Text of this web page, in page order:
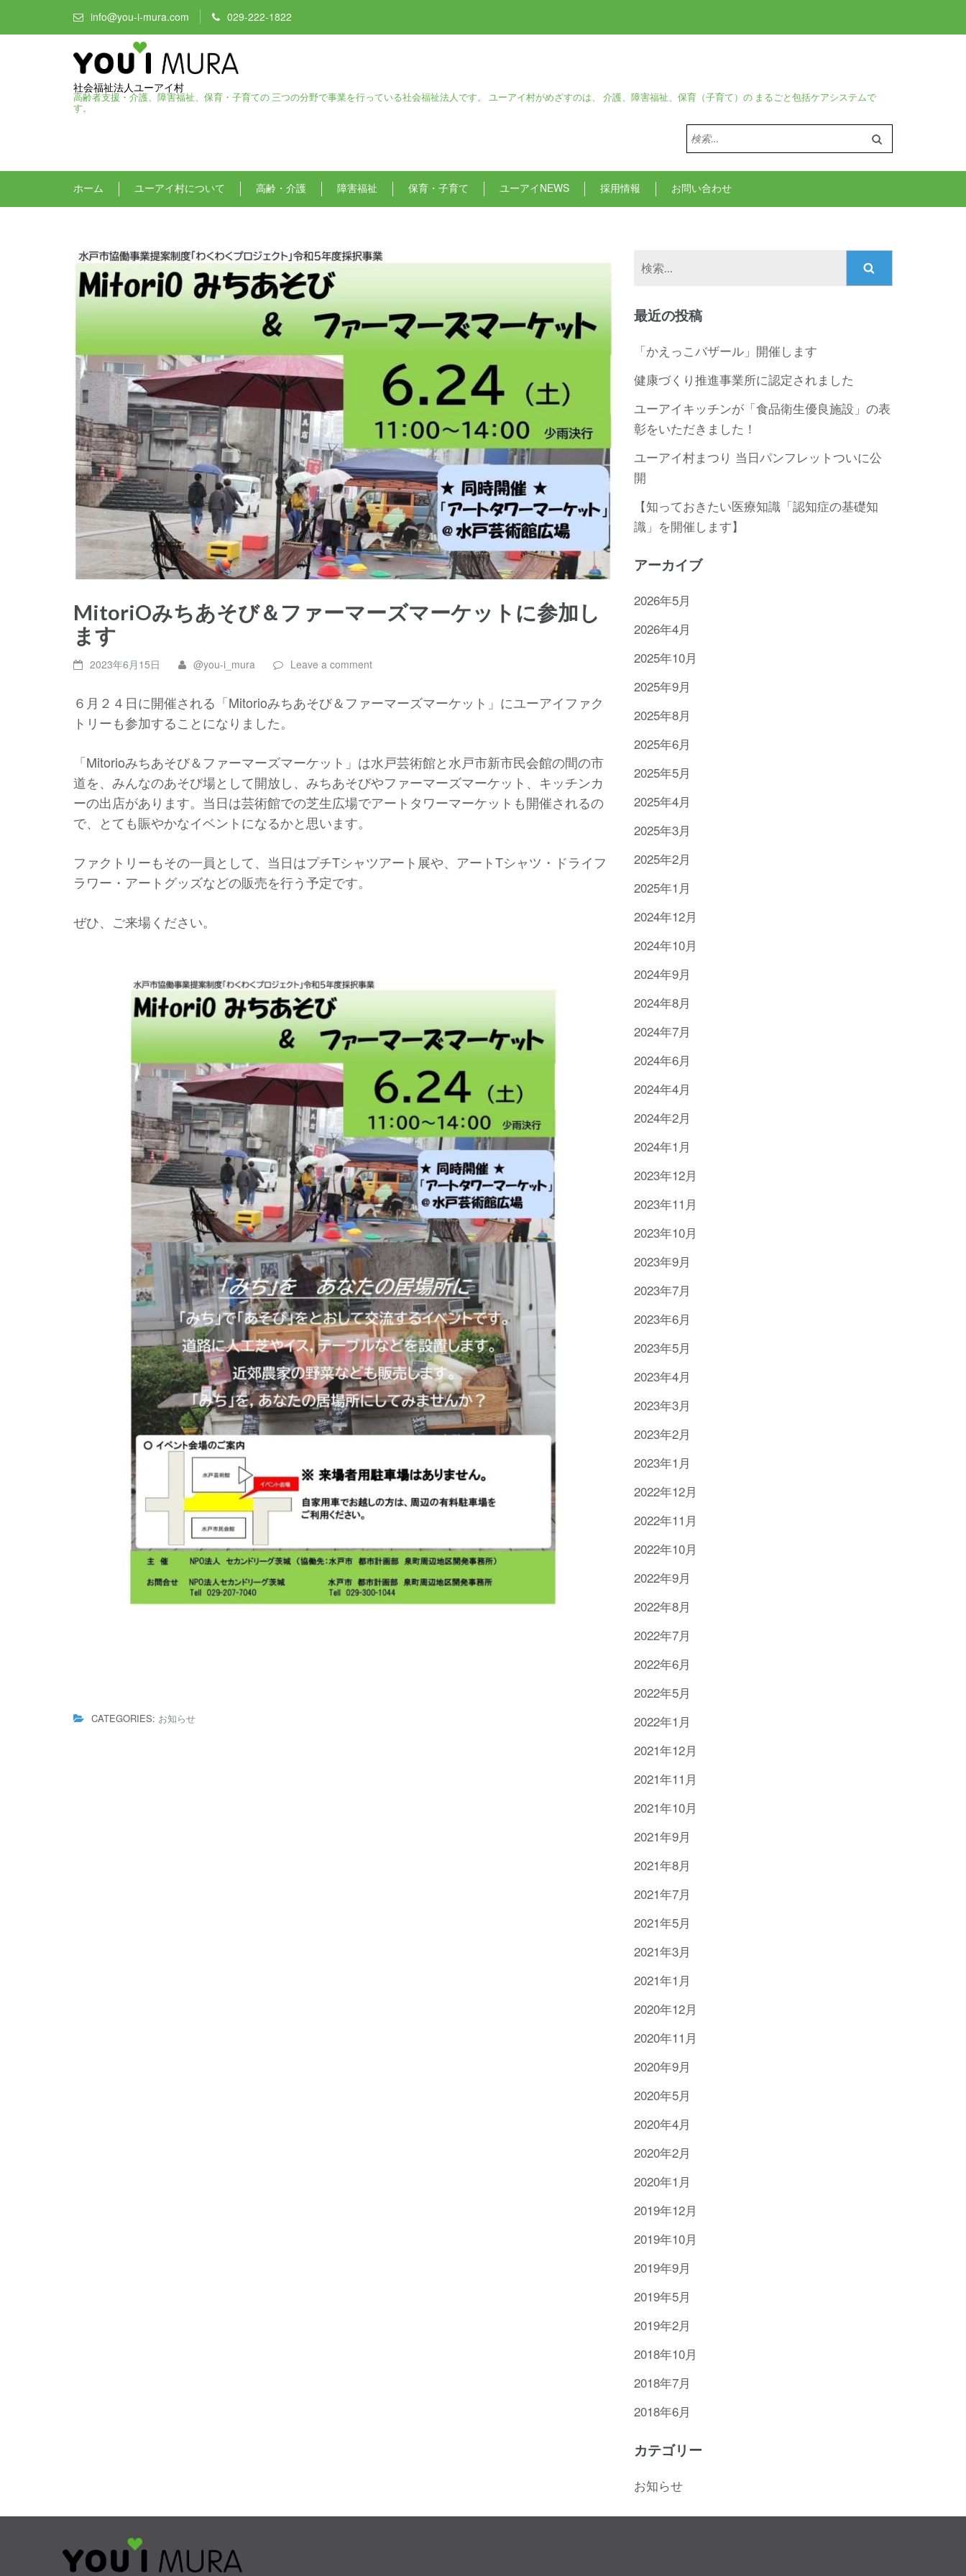
info@you-i-mura.com 029-222-1822
社会福祉法人ユーアイ村
高齢者支援・介護、障害福祉、保育・子育ての 三つの分野で事業を行っている社会福祉法人です。 ユーアイ村がめざすのは、 介護、障害福祉、保育（子育て）の まるごと包括ケアシステムで
す。
検
索:
ホーム ユーアイ村について 高齢・介護 障害福祉 保育・子育て ユーアイNEWS 採用情報 お問い合わせ
MitoriOみちあそび＆ファーマーズマーケットに参加し
ます
2023年6月15日 @you-i_mura Leave a comment
６月２４日に開催される「Mitorioみちあそび＆ファーマーズマーケット」にユーアイファク
トリーも参加することになりました。
「Mitorioみちあそび＆ファーマーズマーケット」は水戸芸術館と水戸市新市民会館の間の市
道を、みんなのあそび場として開放し、みちあそびやファーマーズマーケット、キッチンカ
ーの出店があります。当日は芸術館での芝生広場でアートタワーマーケットも開催されるの
で、とても賑やかなイベントになるかと思います。
ファクトリーもその一員として、当日はプチTシャツアート展や、アートTシャツ・ドライフ
ラワー・アートグッズなどの販売を行う予定です。
ぜひ、ご来場ください。
CATEGORIES: お知らせ
最近の投稿
「かえっこバザール」開催します
健康づくり推進事業所に認定されました
ユーアイキッチンが「食品衛生優良施設」の表
彰をいただきました！
ユーアイ村まつり 当日パンフレットついに公
開
【知っておきたい医療知識「認知症の基礎知
識」を開催します】
アーカイブ
2026年5月
2026年4月
2025年10月
2025年9月
2025年8月
2025年6月
2025年5月
2025年4月
2025年3月
2025年2月
2025年1月
2024年12月
2024年10月
2024年9月
2024年8月
2024年7月
2024年6月
2024年4月
2024年2月
2024年1月
2023年12月
2023年11月
2023年10月
2023年9月
2023年7月
2023年6月
2023年5月
2023年4月
2023年3月
2023年2月
2023年1月
2022年12月
2022年11月
2022年10月
2022年9月
2022年8月
2022年7月
2022年6月
2022年5月
2022年1月
2021年12月
2021年11月
2021年10月
2021年9月
2021年8月
2021年7月
2021年5月
2021年3月
2021年1月
2020年12月
2020年11月
2020年9月
2020年5月
2020年4月
2020年2月
2020年1月
2019年12月
2019年10月
2019年9月
2019年5月
2019年2月
2018年10月
2018年7月
2018年6月
カテゴリー
お知らせ